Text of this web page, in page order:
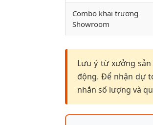
Combo khai trương
Showroom
Lưu ý từ xưởng
động. Để nhận dự
nhắn số lượng và